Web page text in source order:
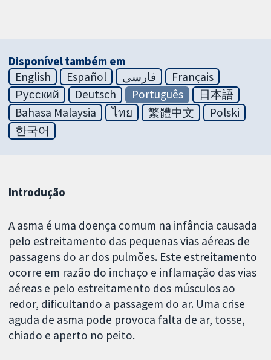
Disponível também em
English
Español فارسی
Français
Русский
Deutsch Português
日本語
Bahasa Malaysia
ไทย 繁體中文
Polski
한국어
Introdução
A asma é uma doença comum na infância causada
pelo estreitamento das pequenas vias aéreas de
passagens do ar dos pulmões. Este estreitamento
ocorre em razão do inchaço e inflamação das vias
aéreas e pelo estreitamento dos músculos ao
redor, dificultando a passagem do ar. Uma crise
aguda de asma pode provoca falta de ar, tosse,
chiado e aperto no peito.